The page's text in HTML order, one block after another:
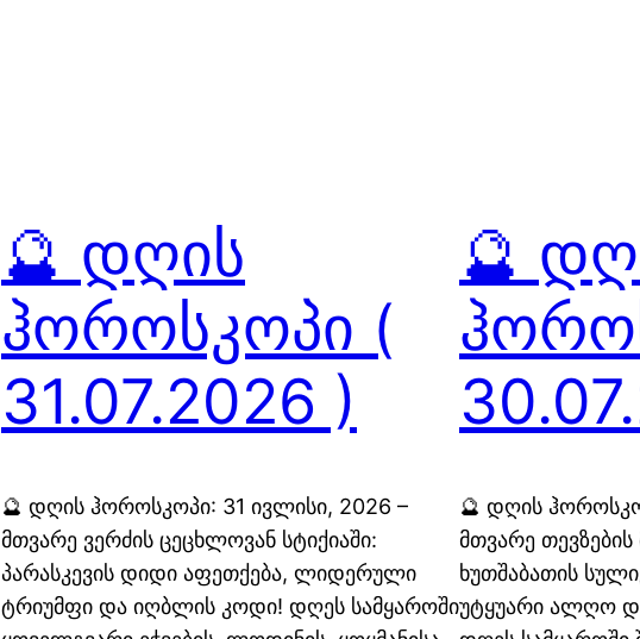
🔮 დღის
ჰოროსკოპი (
31.07.2026 )
🔮 დღის ჰოროსკოპი: 31 ივლისი, 2026 –
მთვარე ვერძის ცეცხლოვან სტიქიაში:
პარასკევის დიდი აფეთქება, ლიდერული
ტრიუმფი და იღბლის კოდი! დღეს სამყაროში
🔮
🔮 დღის
მთვარე
ხუთშაბათის
უტყუარი ალღო